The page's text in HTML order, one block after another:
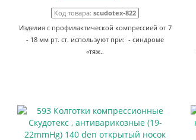
Код товара:scudotex-822
Изделия с профилактической компрессией от 7
- 18 мм рт. ст. используют при: - синдроме
«тяж..